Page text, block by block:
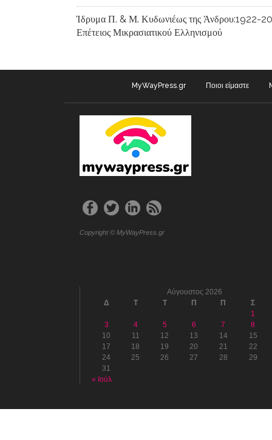
Ίδρυμα Π. & Μ. Κυδωνιέως της Άνδρου:1922-
Επέτειος Μικρασιατικού Ελληνισμού
MyWayPress.gr Ποιοι είμαστε
Copyright © MyWayPress.gr
Αύγουστος 2026
Δ
Τ Τ Π Π
Σ
1
3
4 5 6 7
8
10
11 12 13 14
15
17
18 19 20 21
22
24
25 26 27 28
29
31
« Ιούλ